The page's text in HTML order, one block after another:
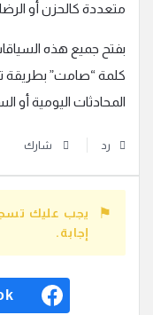
متعددة كالحزن أو الرضا.
بفتح جميع هذه
كلمة “صامت” بطريقة
المحادثات اليومية أو
رد شارك
يجب عليك
إجابة.